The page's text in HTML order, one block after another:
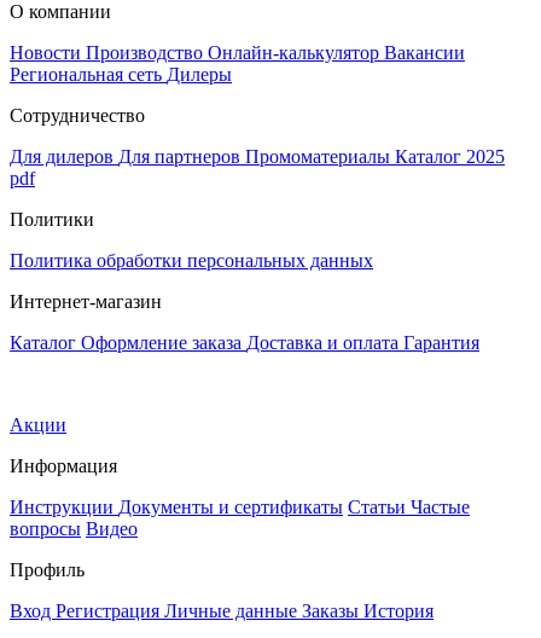
О компании
Новости Производство Онлайн-калькулятор Вакансии
Региональная сеть Дилеры
Сотрудничество
Для дилеров Для партнеров Промоматериалы Каталог 2025
pdf
Политики
Политика обработки персональных данных
Интернет-магазин
Каталог Оформление заказа Доставка и оплата Гарантия
Акции
Информация
Инструкции Документы и сертификаты Статьи Частые
вопросы Видео
Профиль
Вход Регистрация Личные данные Заказы История